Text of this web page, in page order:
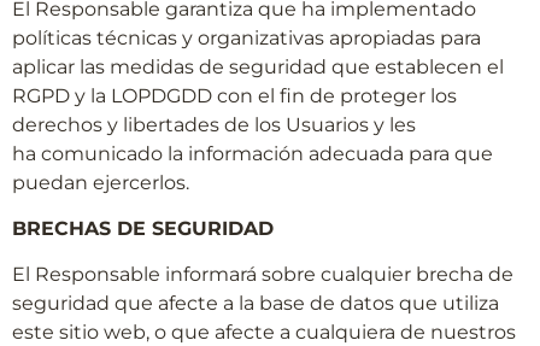
El Responsable garantiza que ha implementado
políticas técnicas y organizativas apropiadas para
aplicar las medidas de seguridad que establecen el
RGPD y la LOPDGDD con el fin de proteger los
derechos y libertades de los Usuarios y les
ha comunicado la información adecuada para que
puedan ejercerlos.
BRECHAS DE SEGURIDAD
El Responsable informará sobre cualquier brecha de
seguridad que afecte a la base de datos que utiliza
este sitio web, o que afecte a cualquiera de nuestros